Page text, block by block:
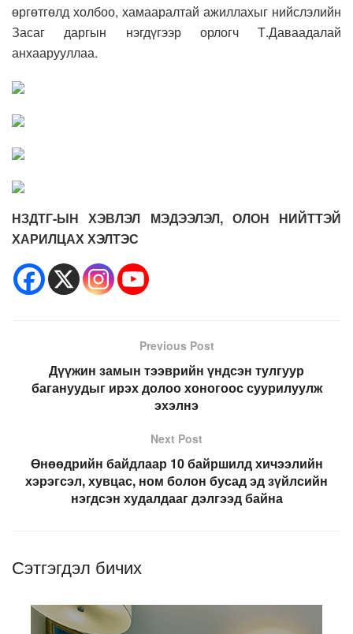
өргөтгөлд холбоо, хамааралтай ажиллахыг нийслэлийн
Засаг даргын нэгдүгээр орлогч Т.Даваадалай
анхаарууллаа.
НЗДТГ-ЫН ХЭВЛЭЛ МЭДЭЭЛЭЛ, ОЛОН НИЙТТЭЙ
ХАРИЛЦАХ ХЭЛТЭС
Previous Post
Дүүжин замын тээврийн үндсэн тулгуур
багануудыг ирэх долоо хоногоос суурилуулж
эхэлнэ
Next Post
Өнөөдрийн байдлаар 10 байршилд хичээлийн
хэрэгсэл, хувцас, ном болон бусад эд зүйлсийн
нэгдсэн худалдааг дэлгээд байна
Сэтгэгдэл бичих